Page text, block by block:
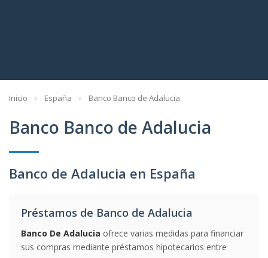
Inicio España Banco Banco de Adalucia
Banco Banco de Adalucia
Banco de Adalucia en España
Préstamos de Banco de Adalucia
Banco De Adalucia ofrece varias medidas para financiar
sus compras mediante préstamos hipotecarios entre